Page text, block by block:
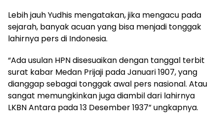
Lebih jauh Yudhis mengatakan, jika mengacu pada
sejarah, banyak acuan yang bisa menjadi tonggak
lahirnya pers di Indonesia.
“Ada usulan HPN disesuaikan dengan tanggal terbit
surat kabar Medan Prijaji pada Januari 1907, yang
dianggap sebagai tonggak awal pers nasional. Atau
sangat memungkinkan juga diambil dari lahirnya
LKBN Antara pada 13 Desember 1937” ungkapnya.